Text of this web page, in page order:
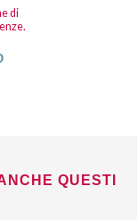
di
QUESTI